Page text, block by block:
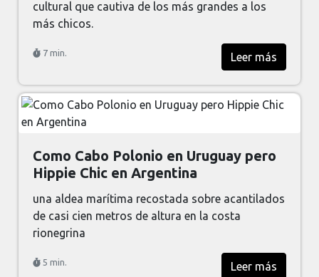
cultural que cautiva de los más grandes a los
más chicos.
7 min. Leer más
Como Cabo Polonio en Uruguay pero
Hippie Chic en Argentina
una aldea marítima recostada sobre acantilados
de casi cien metros de altura en la costa
rionegrina
5 min. Leer más